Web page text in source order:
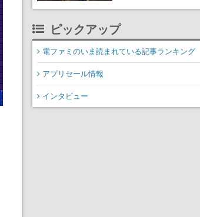
始。『ディビジョン』シ
ピックアップ
電ファミのいま読まれている記事ランキング
アプリセール情報
インタビュー